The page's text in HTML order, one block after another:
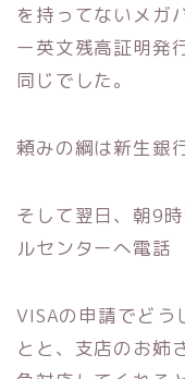
を持ってないメガ
ー英文残高証明発
同じでした。
頼みの綱は新生銀
そして翌日、 朝9
ルセンターへ電話
VISAの申請でどう
とと、 支店のお姉